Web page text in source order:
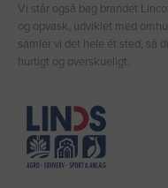
Vi står også bag brandet
og opvask, udviklet med
samler vi det hele ét sted, så
hurtigt og overskueligt.